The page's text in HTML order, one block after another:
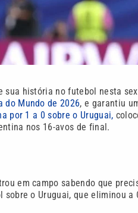
história no futebol nesta
do Mundo de 2026, e garantiu
por 1 a 0 sobre o Uruguai,
nos 16-avos de final.
em campo sabendo que
o Uruguai, que eliminou